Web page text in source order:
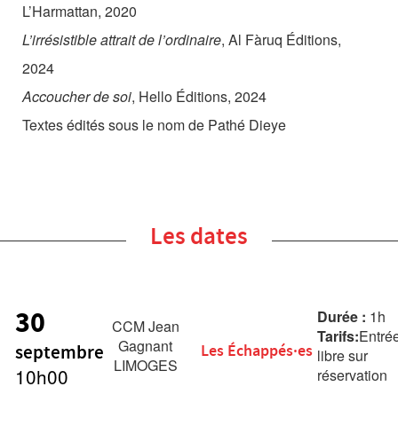
L’Harmattan, 2020
L’irrésistible attrait de l’ordinaire, Al Fàruq Éditions,
2024
Accoucher de soi, Hello Éditions, 2024
Textes édités sous le nom de Pathé Dieye
Les dates
30
septembre
10h00
CCM Jean
Gagnant
LIMOGES
Les Échappés·es
Durée : 1h
Tarifs:
libre sur
réservation